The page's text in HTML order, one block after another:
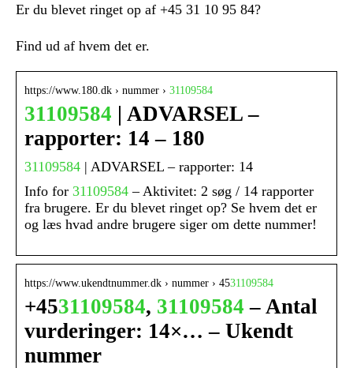
Er du blevet ringet op af +45 31 10 95 84?
Find ud af hvem det er.
https://www.180.dk › nummer › 31109584
31109584 | ADVARSEL –
rapporter: 14 – 180
31109584 | ADVARSEL – rapporter: 14
Info for 31109584 – Aktivitet: 2 søg / 14 rapporter
fra brugere. Er du blevet ringet op? Se hvem det er
og læs hvad andre brugere siger om dette nummer!
https://www.ukendtnummer.dk › nummer › 4531109584
+4531109584, 31109584 – Antal
vurderinger: 14×… – Ukendt
nummer